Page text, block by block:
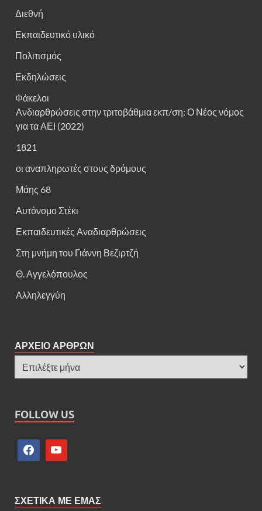
Διεθνή
Εκπαιδευτικό υλικό
Πολιτισμός
Εκδηλώσεις
Φάκελοι
Ανδιαρθρώσεις στην τριτοβάθμια εκπ/ση: Ο Νέος νόμος
για τα ΑΕΙ (2022)
1821
οι αναπληρωτές στους δρόμους
Μάης 68
Αυτόνομο Στέκι
Εκπαιδευτικές Αναδιαρθρώσεις
Στη μνήμη του Γιάννη Βεζιρτζή
Θ. Αγγελόπουλος
Αλληλεγγύη
ΑΡΧΕΙΟ ΑΡΘΡΩΝ
FOLLOW US
ΣΧΕΤΙΚΑ ΜΕ ΕΜΑΣ